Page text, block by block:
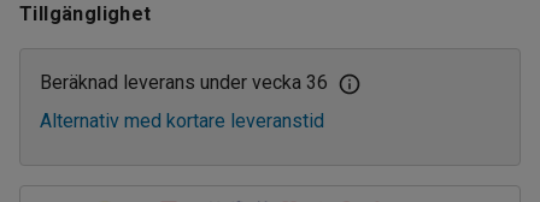
Tillgänglighet
Beräknad leverans under vecka 36
Alternativ med kortare leveranstid